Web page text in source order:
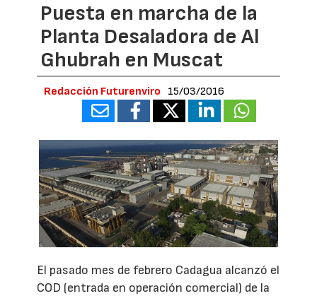
Puesta en marcha de la
Planta Desaladora de Al
Ghubrah en Muscat
Redacción Futurenviro 15/03/2016
El pasado mes de febrero Cadagua alcanzó el
COD (entrada en operación comercial) de la